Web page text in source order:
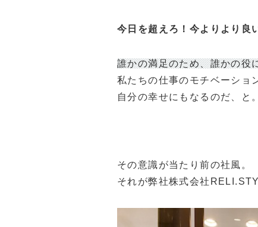
今日を超えろ！今よりより良
誰かの満足のため、誰かの役
私たちの仕事のモチベーショ
自分の幸せにもなるのだ、と
その意識が当たり前の社風。
それが弊社株式会社